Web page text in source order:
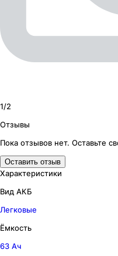
1/2
Отзывы
Пока отзывов нет. Оставьте
Оставить отзыв
Характеристики
Вид АКБ
Легковые
Ёмкость
63 Ач